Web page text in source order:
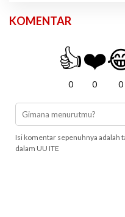
KOMENTAR
👍
0
❤️
0 0
Isi komentar sepenuhnya adalah
dalam UU ITE